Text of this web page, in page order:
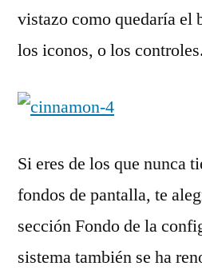
vistazo como quedaría el
los iconos, o los controles.
Si eres de los que nunca
fondos de pantalla, te
sección Fondo de la
sistema también se ha